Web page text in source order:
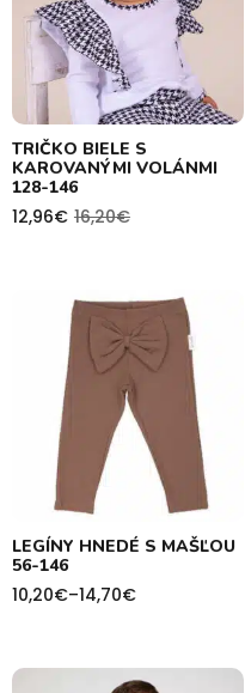
TRIČKO BIELE S
KAROVANÝMI VOLÁNMI
128-146
16,20€
Pôvodná
12,96€
Aktuálna
LEGÍNY HNEDÉ S MAŠĽOU
56-146
10,20€–14,70€
Price
14,70€